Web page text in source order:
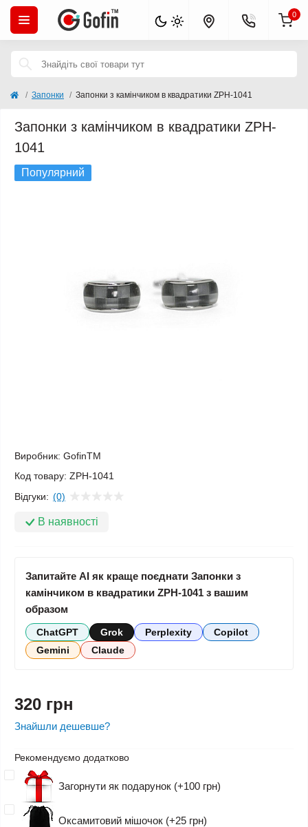
0
Запонки Запонки з камінчиком в квадратики ZPH-1041
Запонки з камінчиком в квадратики ZPH-
1041
Популярний
Виробник: GofinTM
Код товару: ZPH-1041
Відгуки: (0)
В наявності
Запитайте AI як краще поєднати Запонки з
камінчиком в квадратики ZPH-1041 з вашим
образом
ChatGPT Grok Perplexity
Copilot
Gemini
Claude
320 грн
Знайшли дешевше?
Рекомендуємо додатково
Загорнути як подарунок (+100 грн)
Оксамитовий мішочок (+25 грн)